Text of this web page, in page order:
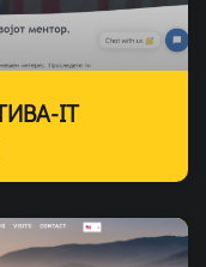
IT